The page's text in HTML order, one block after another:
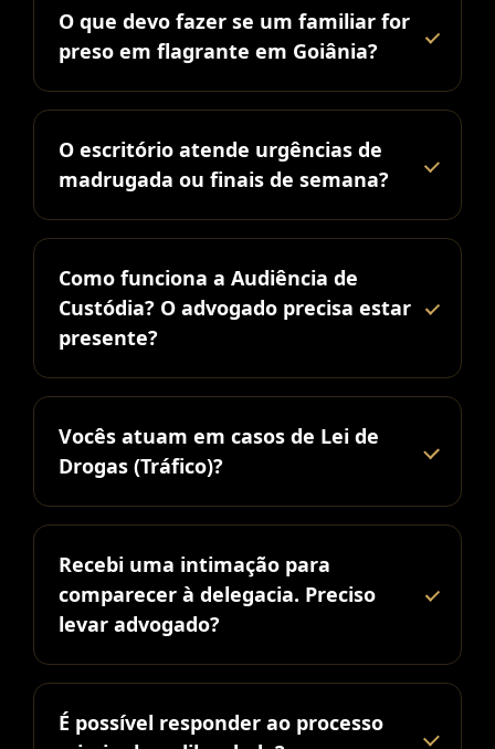
O que devo fazer se um familiar for
preso em flagrante em Goiânia?
O escritório atende urgências de
madrugada ou finais de semana?
Como funciona a Audiência de
Custódia? O advogado precisa estar
presente?
Vocês atuam em casos de Lei de
Drogas (Tráfico)?
Recebi uma intimação para
comparecer à delegacia. Preciso
levar advogado?
É possível responder ao processo